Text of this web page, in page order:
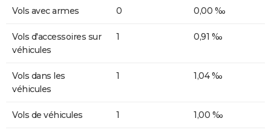
Vols avec armes 0 0,00 ‰
Vols d'accessoires sur
véhicules
1 0,91 ‰
Vols dans les
véhicules
1 1,04 ‰
Vols de véhicules 1 1,00 ‰